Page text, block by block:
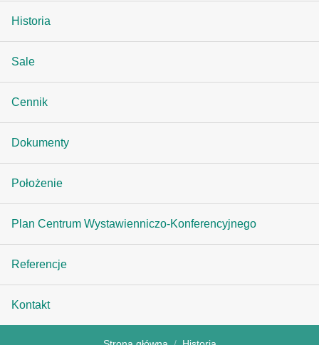
Historia
Sale
Cennik
Dokumenty
Położenie
Plan Centrum Wystawienniczo-Konferencyjnego
Referencje
Kontakt